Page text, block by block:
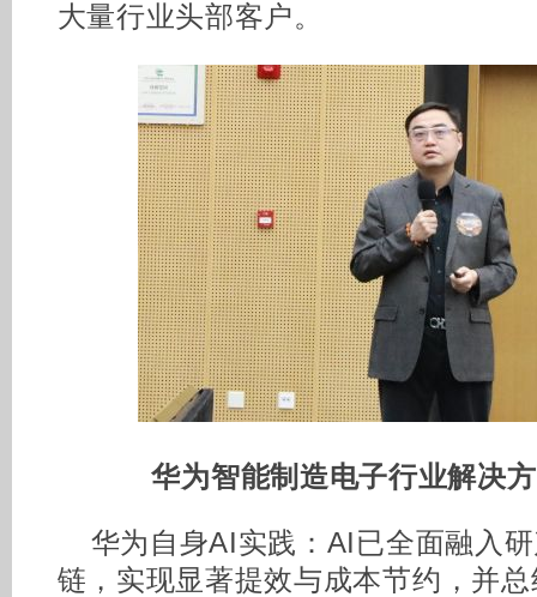
大量行业头部客户。
华为智能制造电子行业解决
华为自身AI实践：AI已全面融入
链，实现显著提效与成本节约，并